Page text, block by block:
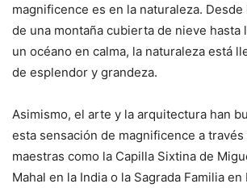
magnificence es en la naturaleza.
de una montaña cubierta de nieve hasta
un océano en calma, la naturaleza está
de esplendor y grandeza.
Asimismo, el arte y la arquitectura han
esta sensación de magnificence a través
maestras como la Capilla Sixtina de
Mahal en la India o la Sagrada Familia en